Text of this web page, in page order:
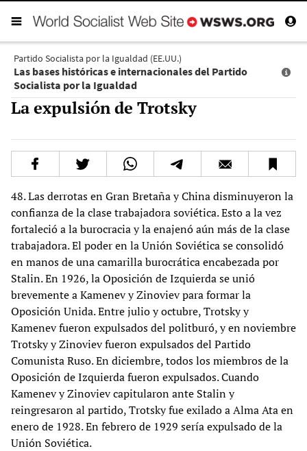
Partido Socialista por la Igualdad (EE.UU.)
Las bases históricas e internacionales del Partido
Socialista por la Igualdad
La expulsión de Trotsky
48. Las derrotas en Gran Bretaña y China disminuyeron la
confianza de la clase trabajadora soviética. Esto a la vez
fortaleció a la burocracia y la enajenó aún más de la clase
trabajadora. El poder en la Unión Soviética se consolidó
en manos de una camarilla burocrática encabezada por
Stalin. En 1926, la Oposición de Izquierda se unió
brevemente a Kamenev y Zinoviev para formar la
Oposición Unida. Entre julio y octubre, Trotsky y
Kamenev fueron expulsados del politburó, y en noviembre
Trotsky y Zinoviev fueron expulsados del Partido
Comunista Ruso. En diciembre, todos los miembros de la
Oposición de Izquierda fueron expulsados. Cuando
Kamenev y Zinoviev capitularon ante Stalin y
reingresaron al partido, Trotsky fue exilado a Alma Ata en
enero de 1928. En febrero de 1929 sería expulsado de la
Unión Soviética.